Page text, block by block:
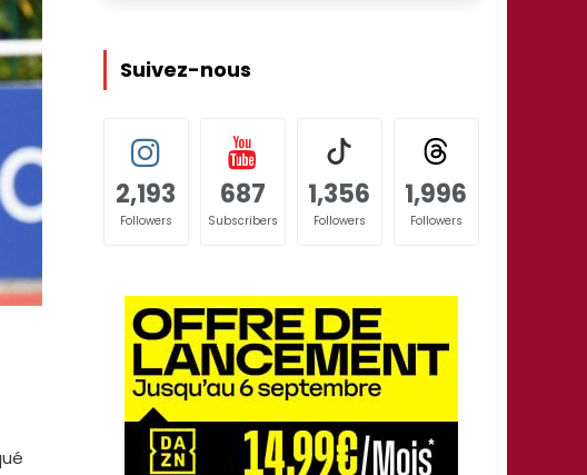
Suivez-nous
2,193
Followers
687
Subscribers
1,356
Followers
1,996
Followers